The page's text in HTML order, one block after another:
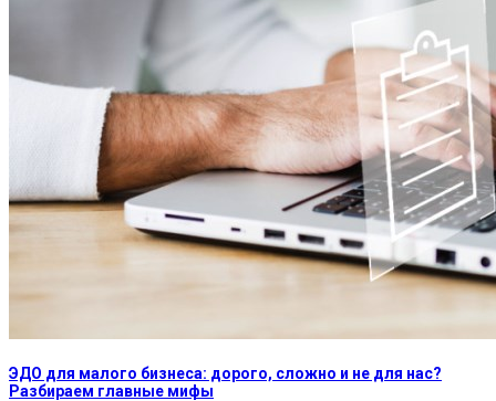
ЭДО для малого бизнеса: дорого, сложно и не для нас?
Разбираем главные мифы